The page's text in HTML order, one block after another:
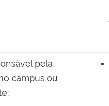
pela
campus ou